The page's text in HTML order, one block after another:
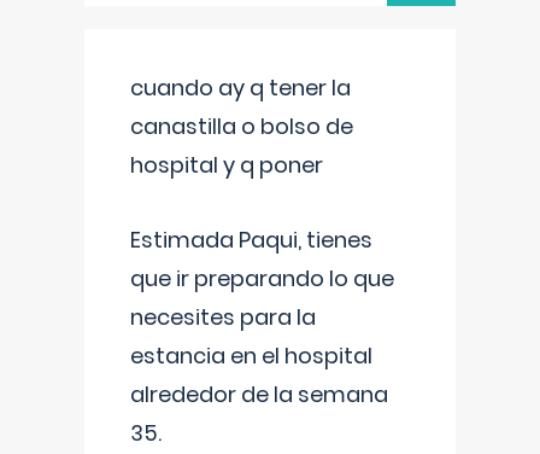
cuando ay q tener la
canastilla o bolso de
hospital y q poner
Estimada Paqui, tienes
que ir preparando lo que
necesites para la
estancia en el hospital
alrededor de la semana
35.